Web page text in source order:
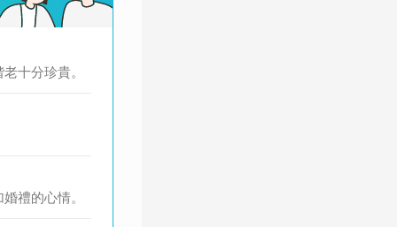
十分珍貴。
禮的心情。